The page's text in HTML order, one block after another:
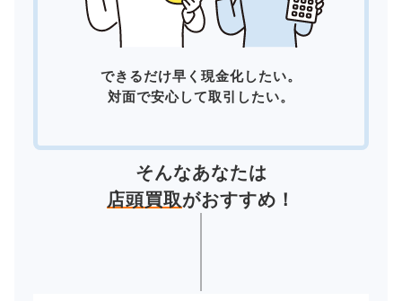
できるだけ早く現金化したい。
対面で安心して取引したい。
そんなあなたは
店頭買取がおすすめ！